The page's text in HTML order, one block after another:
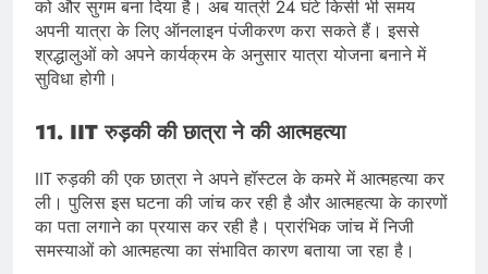
को और सुगम बना दिया है। अब यात्री 24 घंटे किसी भी समय
अपनी यात्रा के लिए ऑनलाइन पंजीकरण करा सकते हैं। इससे
श्रद्धालुओं को अपने कार्यक्रम के अनुसार यात्रा योजना बनाने में
सुविधा होगी।
11. IIT रुड़की की छात्रा ने की आत्महत्या
IIT रुड़की की एक छात्रा ने अपने हॉस्टल के कमरे में आत्महत्या कर
ली। पुलिस इस घटना की जांच कर रही है और आत्महत्या के कारणों
का पता लगाने का प्रयास कर रही है। प्रारंभिक जांच में निजी
समस्याओं को आत्महत्या का संभावित कारण बताया जा रहा है।